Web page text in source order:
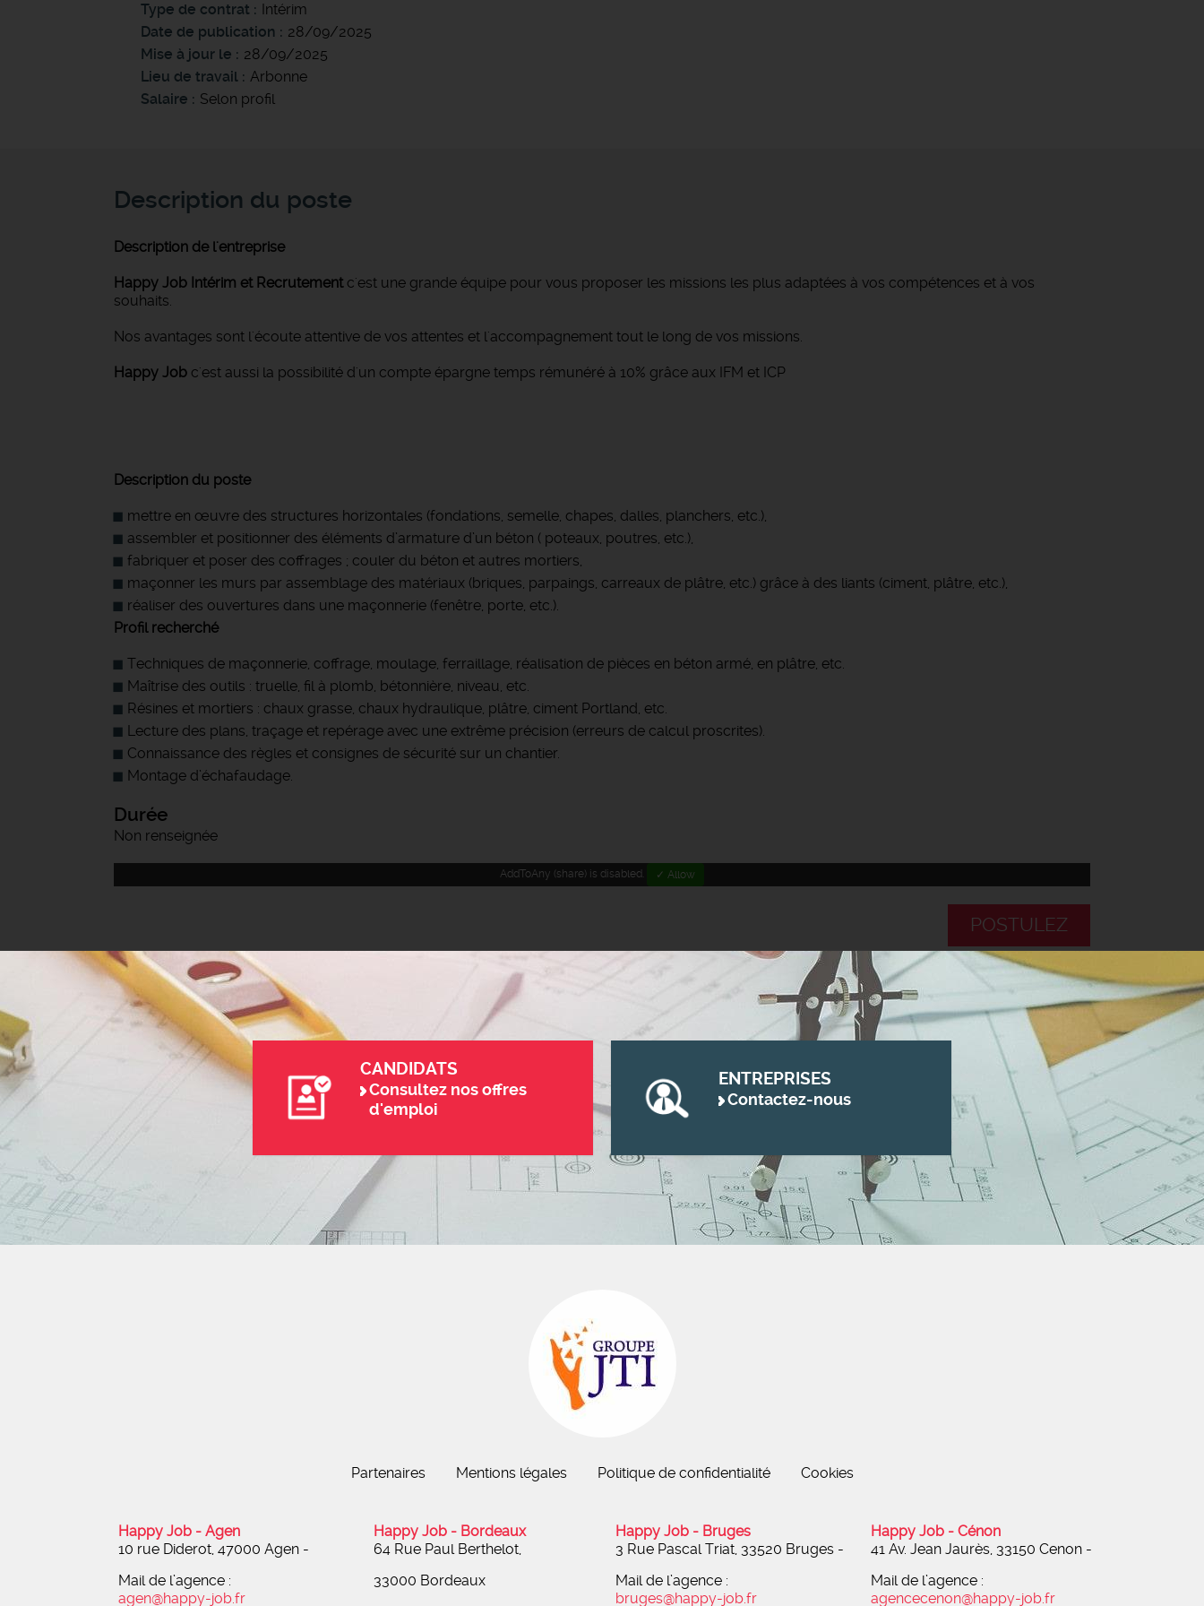
Type de contrat
Intérim
Date de publication
28/09/2025
Mise à jour le
28/09/2025
Lieu de travail
Arbonne
Salaire
Selon profil
Description du poste
Description de l'entreprise
Happy Job Intérim et Recrutementc'est une grande équipe pour vous proposer les missions les plus adaptées à vos compétences et à vos
souhaits.
Nos avantages sont l'écoute attentive de vos attentes et l'accompagnement tout le long de vos missions.
Happy Job c'est aussi la possibilité d'un compte épargne temps rémunéré à 10% grâce aux IFM et ICP
Description du poste
mettre en œuvre des structures horizontales (fondations, semelle, chapes, dalles, planchers, etc.),
assembler et positionner des éléments d’armature d’un béton ( poteaux, poutres, etc.),
fabriquer et poser des coffrages ; couler du béton et autres mortiers,
maçonner les murs par assemblage des matériaux (briques, parpaings, carreaux de plâtre, etc.) grâce à des liants (ciment, plâtre, etc.),
réaliser des ouvertures dans une maçonnerie (fenêtre, porte, etc.).
Profil recherché
Techniques de maçonnerie, coffrage, moulage, ferraillage, réalisation de pièces en béton armé, en plâtre, etc.
Maîtrise des outils : truelle, fil à plomb, bétonnière, niveau, etc.
Résines et mortiers : chaux grasse, chaux hydraulique, plâtre, ciment Portland, etc.
Lecture des plans, traçage et repérage avec une extrême précision (erreurs de calcul proscrites).
Connaissance des règles et consignes de sécurité sur un chantier.
Montage d’échafaudage.
Durée
Non renseignée
AddToAny (share) is disabled. ✓ Allow
POSTULEZ
CANDIDATS
Consultez nos offres
d'emploi
ENTREPRISES
Contactez-nous
Partenaires Mentions légales Politique de confidentialité Cookies
Happy Job - Agen
10 rue Diderot, 47000 Agen -
Mail de l’agence :
agen@happy-job.fr
Happy Job - Bordeaux
64 Rue Paul Berthelot,
33000 Bordeaux
Happy Job - Bruges
3 Rue Pascal Triat, 33520 Bruges -
Mail de l’agence :
bruges@happy-job.fr
Happy Job - Cénon
41 Av. Jean Jaurès, 33150 Cenon -
Mail de l’agence :
agencecenon@happy-job.fr